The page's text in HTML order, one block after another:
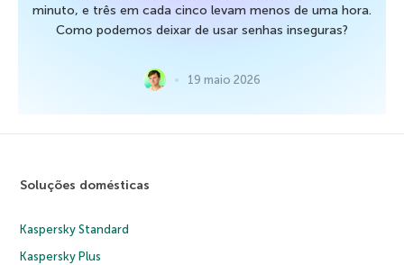
minuto, e três em cada cinco levam menos de uma hora.
Como podemos deixar de usar senhas inseguras?
19 maio 2026
Soluções domésticas
Kaspersky Standard
Kaspersky Plus